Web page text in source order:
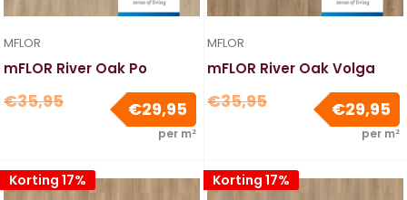
MFLOR
mFLOR River Oak Po
Normale
€35,95 Verkoopprijs
€29,95
per m²
MFLOR
mFLOR River Oak Volga
Normale
€35,95 €29,95
per m²
Korting 17% Korting 17%